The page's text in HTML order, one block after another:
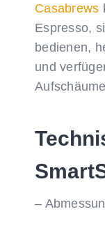
Casabrews
Espresso,
bedienen,
und
–